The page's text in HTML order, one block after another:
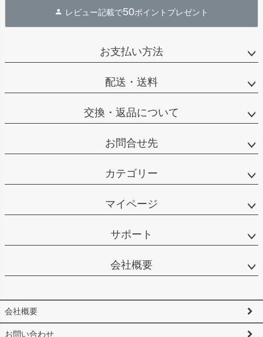
レビュー記載で50ポイントプレゼント
お支払い方法
配送・送料
交換・返品について
お問合せ先
カテゴリー
マイページ
サポート
会社概要
会社概要
お問い合わせ